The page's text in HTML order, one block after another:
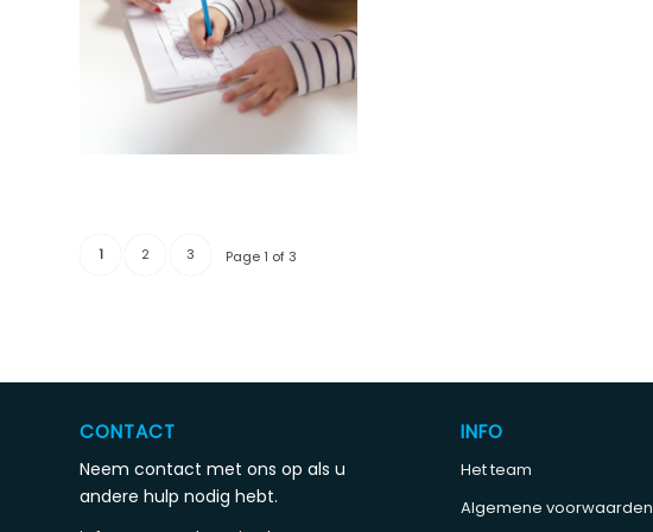
Page 1 of 3
1 2 3
CONTACT
Neem contact met ons op als u
andere hulp nodig hebt.
INFO
Het team
Algemene voorwaarden